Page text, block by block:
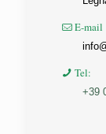
E-mail
Tel:
+39